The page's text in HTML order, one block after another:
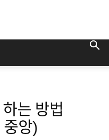
는 방법
중앙)